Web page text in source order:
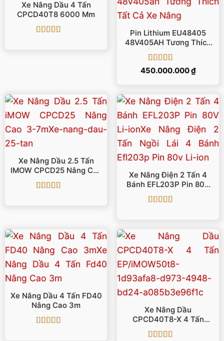
Xe Nâng Dầu 4 Tấn
CPCD40T8 6000 Mm
Pin Lithium EU48405
48V405AH Tương Thích
Tất Cả Xe Nâng
Được xếp
450.000.000₫
Xe Nâng Dầu 2.5 Tấn
IMOW CPCD25 Nâng Cao
3-7m
Xe Nâng Điện 2 Tấn 4
Bánh EFL203P Pin 80V
Li-Ion
Xe Nâng Dầu 4 Tấn FD40
Nâng Cao 3m
Xe Nâng Dầu
CPCD40T8-X 4 Tấn
EP/iMOW